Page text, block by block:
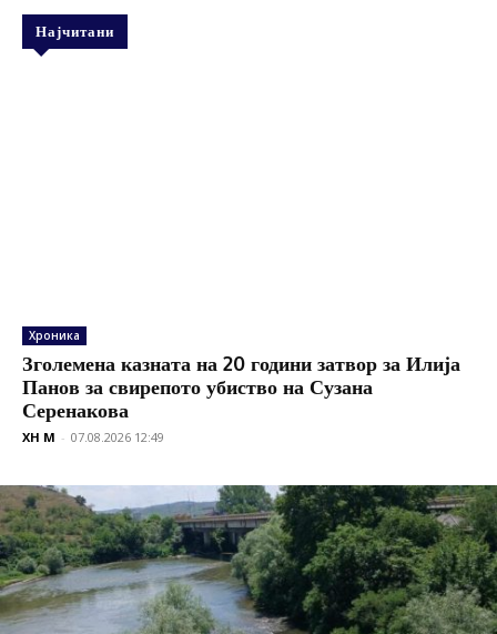
Најчитани
Хроника
Зголемена казната на 20 години затвор за Илија
Панов за свирепото убиство на Сузана
Серенакова
XH M - 07.08.2026 12:49